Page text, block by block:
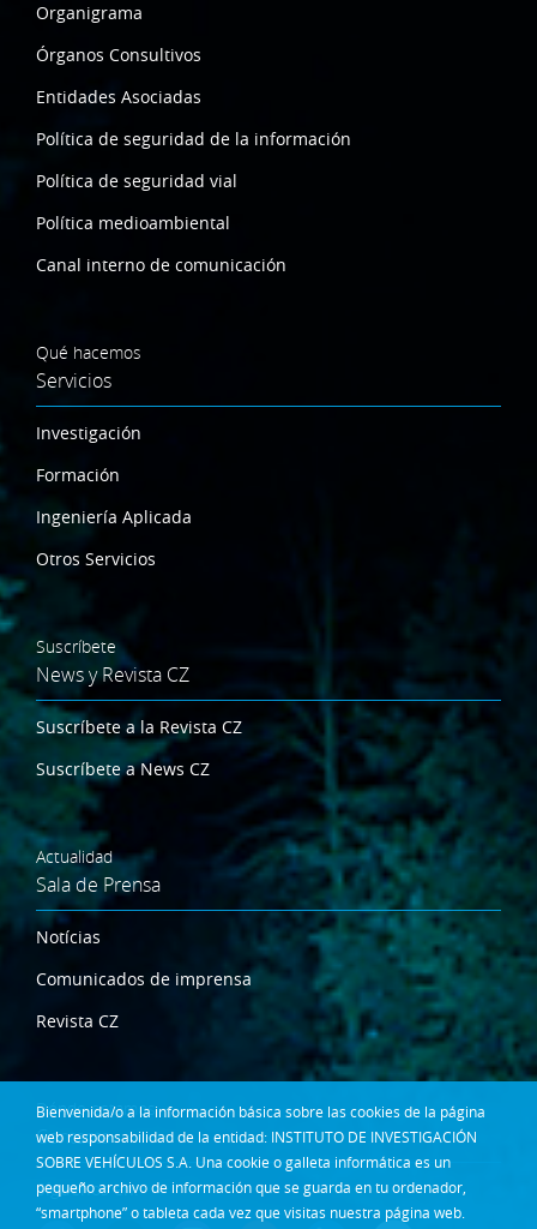
Bienvenida/o a la información básica sobre las cookies de la página
web responsabilidad de la entidad: INSTITUTO DE INVESTIGACIÓN
SOBRE VEHÍCULOS S.A. Una cookie o galleta informática es un
pequeño archivo de información que se guarda en tu ordenador,
“smartphone” o tableta cada vez que visitas nuestra página web.
Organigrama
Órganos Consultivos
Entidades Asociadas
Política de seguridad de la información
Política de seguridad vial
Política medioambiental
Canal interno de comunicación
Qué hacemos
Servicios
Investigación
Formación
Ingeniería Aplicada
Otros Servicios
Suscríbete
News y Revista CZ
Suscríbete a la Revista CZ
Suscríbete a News CZ
Actualidad
Sala de Prensa
Notícias
Comunicados de imprensa
Revista CZ
Dónde estamos
Contacta
Síguenos en: